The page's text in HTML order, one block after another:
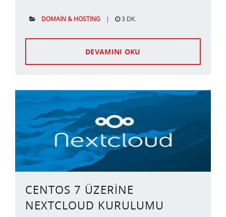
DOMAIN & HOSTING | 3 DK.
DEVAMINI OKU
CENTOS 7 ÜZERINE
NEXTCLOUD KURULUMU